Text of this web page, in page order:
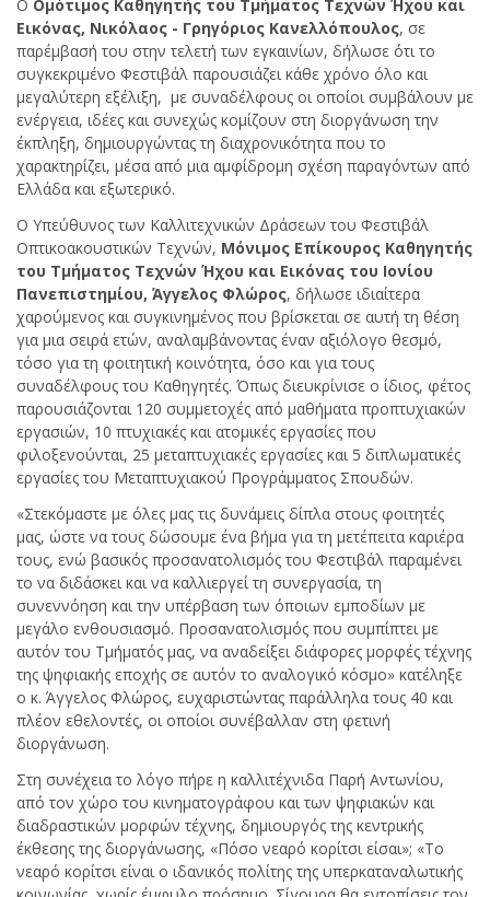
Ο Ομότιμος Καθηγητής του Τμήματος Τεχνών Ήχου και
Εικόνας, Νικόλαος - Γρηγόριος Κανελλόπουλος, σε
παρέμβασή του στην τελετή των εγκαινίων, δήλωσε ότι το
συγκεκριμένο Φεστιβάλ παρουσιάζει κάθε χρόνο όλο και
μεγαλύτερη εξέλιξη, με συναδέλφους οι οποίοι συμβάλουν με
ενέργεια, ιδέες και συνεχώς κομίζουν στη διοργάνωση την
έκπληξη, δημιουργώντας τη διαχρονικότητα που το
χαρακτηρίζει, μέσα από μια αμφίδρομη σχέση παραγόντων από
Ελλάδα και εξωτερικό.
Ο Υπεύθυνος των Καλλιτεχνικών Δράσεων του Φεστιβάλ
Οπτικοακουστικών Τεχνών, Μόνιμος Επίκουρος Καθηγητής
του Τμήματος Τεχνών Ήχου και Εικόνας του Ιονίου
Πανεπιστημίου, Άγγελος Φλώρος, δήλωσε ιδιαίτερα
χαρούμενος και συγκινημένος που βρίσκεται σε αυτή τη θέση
για μια σειρά ετών, αναλαμβάνοντας έναν αξιόλογο θεσμό,
τόσο για τη φοιτητική κοινότητα, όσο και για τους
συναδέλφους του Καθηγητές. Όπως διευκρίνισε ο ίδιος, φέτος
παρουσιάζονται 120 συμμετοχές από μαθήματα προπτυχιακών
εργασιών, 10 πτυχιακές και ατομικές εργασίες που
φιλοξενούνται, 25 μεταπτυχιακές εργασίες και 5 διπλωματικές
εργασίες του Μεταπτυχιακού Προγράμματος Σπουδών.
«Στεκόμαστε με όλες μας τις δυνάμεις δίπλα στους φοιτητές
μας, ώστε να τους δώσουμε ένα βήμα για τη μετέπειτα καριέρα
τους, ενώ βασικός προσανατολισμός του Φεστιβάλ παραμένει
το να διδάσκει και να καλλιεργεί τη συνεργασία, τη
συνεννόηση και την υπέρβαση των όποιων εμποδίων με
μεγάλο ενθουσιασμό. Προσανατολισμός που συμπίπτει με
αυτόν του Τμήματός μας, να αναδείξει διάφορες μορφές τέχνης
της ψηφιακής εποχής σε αυτόν το αναλογικό κόσμο» κατέληξε
ο κ. Άγγελος Φλώρος, ευχαριστώντας παράλληλα τους 40 και
πλέον εθελοντές, οι οποίοι συνέβαλλαν στη φετινή
διοργάνωση.
Στη συνέχεια το λόγο πήρε η καλλιτέχνιδα Παρή Αντωνίου,
από τον χώρο του κινηματογράφου και των ψηφιακών και
διαδραστικών μορφών τέχνης, δημιουργός της κεντρικής
έκθεσης της διοργάνωσης, «Πόσο νεαρό κορίτσι είσαι»; «Το
νεαρό κορίτσι είναι ο ιδανικός πολίτης της υπερκαταναλωτικής